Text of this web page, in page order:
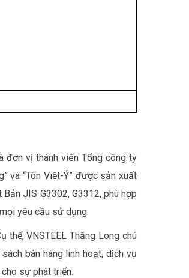
đơn vị thành viên Tổng công ty
và “Tôn Việt-Ý” được sản xuất
JIS G3302, G3312, phù hợp
yêu cầu sử dụng.
VNSTEEL Thăng Long chú
bán hàng linh hoạt, dịch vụ
sự phát triển.